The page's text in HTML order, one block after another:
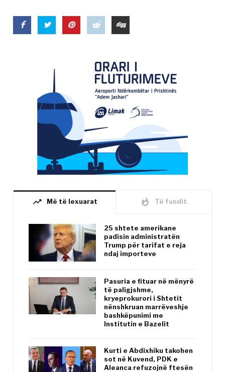
trending_up Më të lexuarat whatshot Të fundit
25 shtete amerikane
padisin administratën
Trump për tarifat e reja
ndaj importeve
Pasuria e fituar në mënyrë
të paligjshme,
kryeprokurori i Shtetit
nënshkruan marrëveshje
bashkëpunimi me
Institutin e Bazelit
Kurti e Abdixhiku takohen
sot në Kuvend, PDK e
Aleanca refuzojnë ftesën